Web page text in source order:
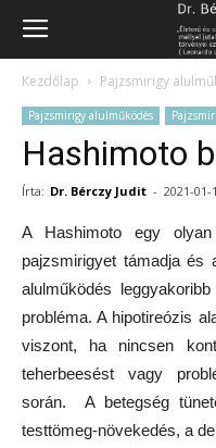
Kezdőlap Pajzsmirigy
Pajzsmirigy alulműködés
Hashimoto
Írta: Dr. Bérczy Judit - 2021-01-
A Hashimoto egy
pajzsmirigyet támadja és
alulműködés
probléma. A hipotireózis
viszont, ha nincsen
teherbeesést vagy
során. A betegség
testtömeg-növekedés, a